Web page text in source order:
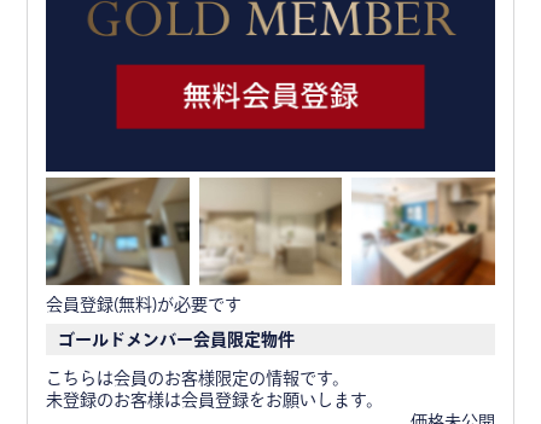
会員登録(無料)が必要です
ゴールドメンバー会員限定物件
こちらは会員のお客様限定の情報です。
未登録のお客様は会員登録をお願いします。